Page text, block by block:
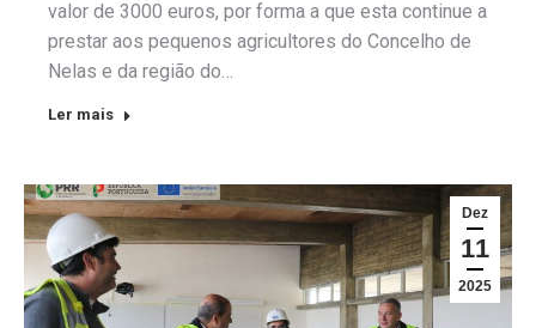
valor de 3000 euros, por forma a que esta continue a
prestar aos pequenos agricultores do Concelho de
Nelas e da região do…
Ler mais
Dez
11
2025